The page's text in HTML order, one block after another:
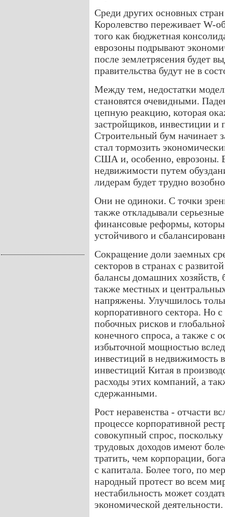
Среди других основных
Королевство переживает W-
того как бюджетная
еврозоны подрывают
после землетрясения будет
правительства будут не в
Между тем, недостатки
становятся очевидными.
цепную реакцию, которая
застройщиков, инвестиции и
Строительный бум начинает
стал тормозить
США и, особенно, еврозоны.
недвижимости путем
лидерам будет трудно
Они не одиноки. С точки
также откладывали
финансовые реформы,
устойчивого и
Сокращение доли заемных
секторов в странах с
балансы домашних
также местных и
напряжены. Улучшилось
корпоративного сектора. Но
побочных рисков и
конечного спроса, а также с
избыточной мощностью
инвестиций в недвижимость
инвестиций Китая в
расходы этих компаний, а
сдержанными.
Рост неравенства ‑ отчасти
процессе корпоративной
совокупный спрос,
трудовых доходов имеют
тратить, чем корпорации,
с капитала. Более того, по
народный протест во всем
нестабильность может
экономической деятельности.